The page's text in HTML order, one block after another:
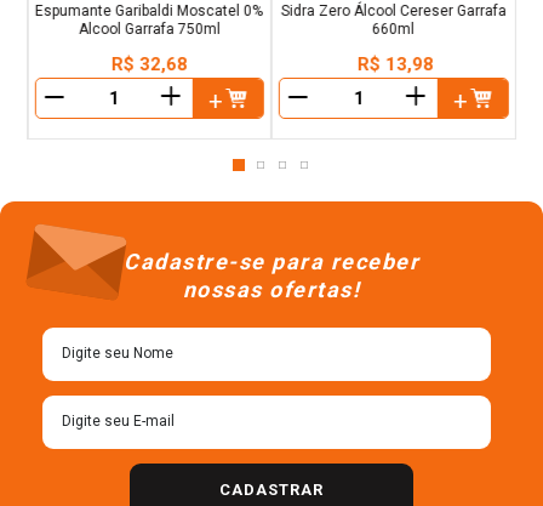
Espumante Garibaldi Moscatel 0%
Alcool Garrafa 750ml
R$ 32,68
＋
Sidra Zero Álcool Cereser Garrafa
660ml
R$ 13,98
＋
Cadastre-se para receber
nossas ofertas!
CADASTRAR